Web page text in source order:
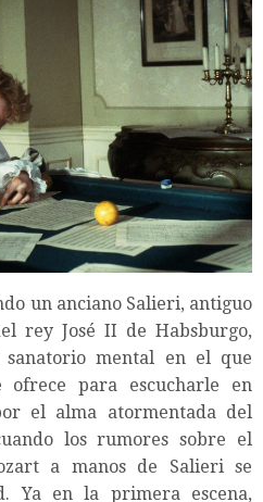
un anciano Salieri, antiguo
rey José II de Habsburgo,
mental en el que
ofrece para escucharle en
el alma atormentada del
los rumores sobre el
a manos de Salieri se
Ya en la primera escena,